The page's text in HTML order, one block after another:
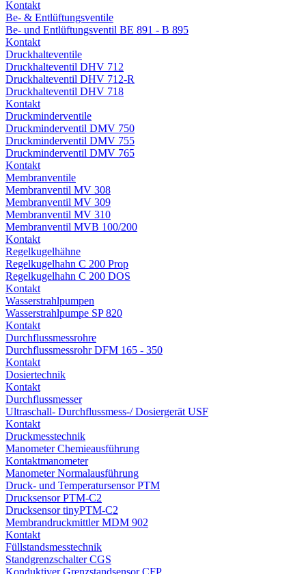
Kontakt
Be- & Entlüftungsventile
Be- und Entlüftungsventil BE 891 - B 895
Kontakt
Druckhalteventile
Druckhalteventil DHV 712
Druckhalteventil DHV 712-R
Druckhalteventil DHV 718
Kontakt
Druckminderventile
Druckminderventil DMV 750
Druckminderventil DMV 755
Druckminderventil DMV 765
Kontakt
Membranventile
Membranventil MV 308
Membranventil MV 309
Membranventil MV 310
Membranventil MVB 100/200
Kontakt
Regelkugelhähne
Regelkugelhahn C 200 Prop
Regelkugelhahn C 200 DOS
Kontakt
Wasserstrahlpumpen
Wasserstrahlpumpe SP 820
Kontakt
Durchflussmessrohre
Durchflussmessrohr DFM 165 - 350
Kontakt
Dosiertechnik
Kontakt
Durchflussmesser
Ultraschall- Durchflussmess-/ Dosiergerät USF
Kontakt
Druckmesstechnik
Manometer Chemieausführung
Kontaktmanometer
Manometer Normalausführung
Druck- und Temperatursensor PTM
Drucksensor PTM-C2
Drucksensor tinyPTM-C2
Membrandruckmittler MDM 902
Kontakt
Füllstandsmesstechnik
Standgrenzschalter CGS